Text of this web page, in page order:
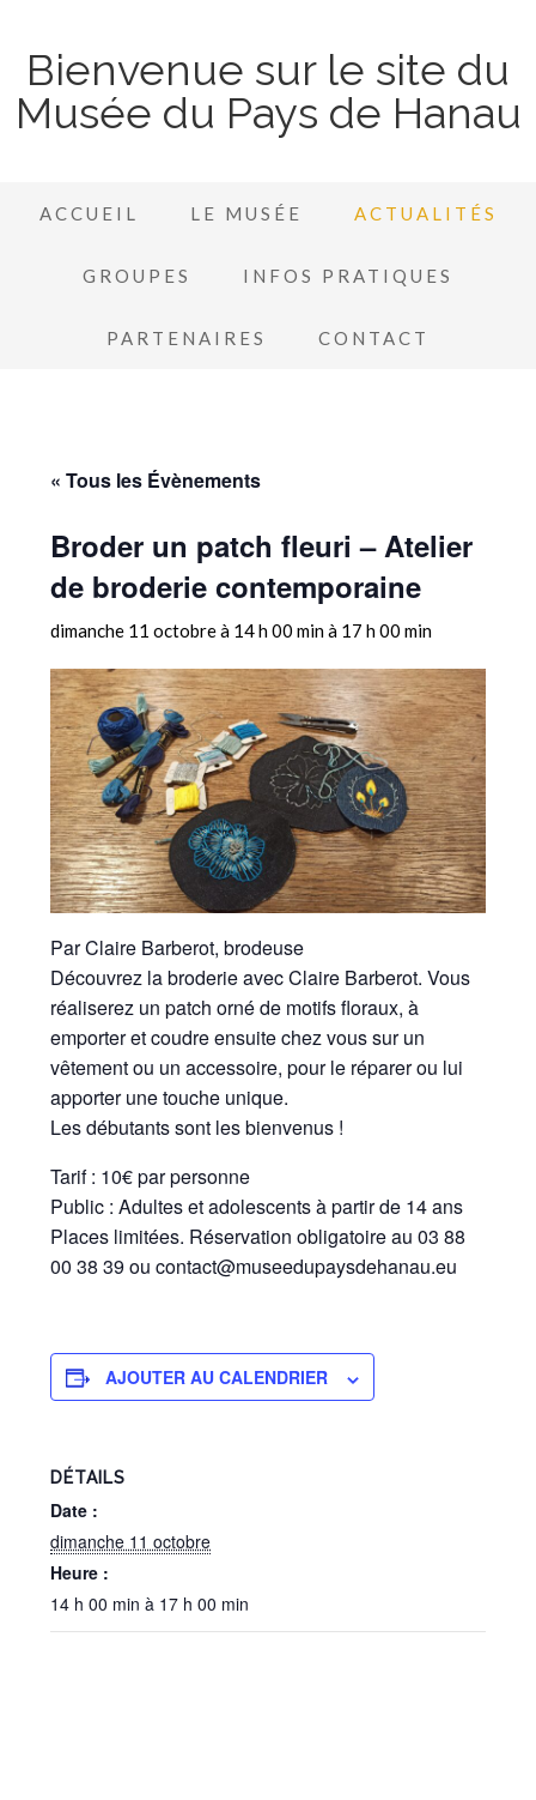
Bienvenue sur le site du
Musée du Pays de Hanau
ACCUEIL LE MUSÉE ACTUALITÉS
GROUPES INFOS PRATIQUES
PARTENAIRES CONTACT
« Tous les Évènements
Broder un patch fleuri – Atelier
de broderie contemporaine
dimanche 11 octobre à 14 h 00 minà 17 h 00 min
Par Claire Barberot, brodeuse
Découvrez la broderie avec Claire Barberot. Vous
réaliserez un patch orné de motifs floraux, à
emporter et coudre ensuite chez vous sur un
vêtement ou un accessoire, pour le réparer ou lui
apporter une touche unique.
Les débutants sont les bienvenus !
Tarif : 10€ par personne
Public : Adultes et adolescents à partir de 14 ans
Places limitées. Réservation obligatoire au 03 88
00 38 39 ou contact@museedupaysdehanau.eu
AJOUTER AU CALENDRIER
DÉTAILS
Date :
dimanche 11 octobre
Heure :
14 h 00 min à 17 h 00 min